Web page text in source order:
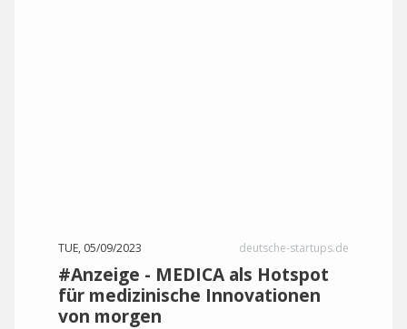
TUE, 05/09/2023 deutsche-startups.de
#Anzeige - MEDICA als Hotspot
für medizinische Innovationen
von morgen